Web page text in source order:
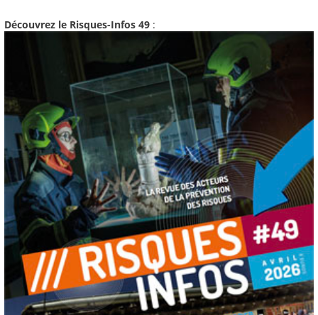
Découvrez le Risques-Infos 49 :